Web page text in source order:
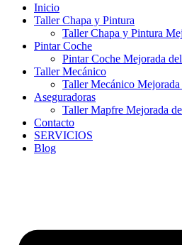
Inicio
Taller Chapa y Pintura
Taller Chapa y Pintura
Pintar Coche
Pintar Coche Mejorada
Taller Mecánico
Taller Mecánico
Aseguradoras
Taller Mapfre Mejorada
Contacto
SERVICIOS
Blog